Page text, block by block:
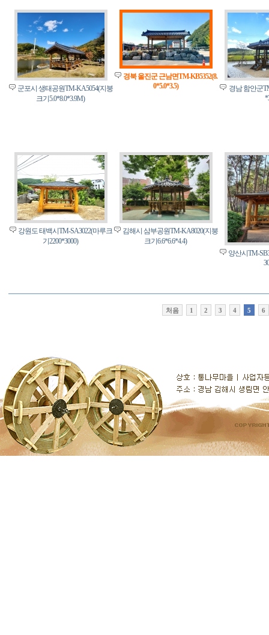
군포시 생태공원TM-KA5054(지붕
크기5.0*8.0*3.9M)
경북 울진군 근남면TM-KB5352(8.
0*5.0*3.5)
경남 함안군
강원도 태백시TM-SA3022(마루크
기2200*3000)
김해시 삼부공원TM-KA8020(지붕
크기6.6*6.6*4.4)
양산시TM-
처음 1 2 3 4 5 6